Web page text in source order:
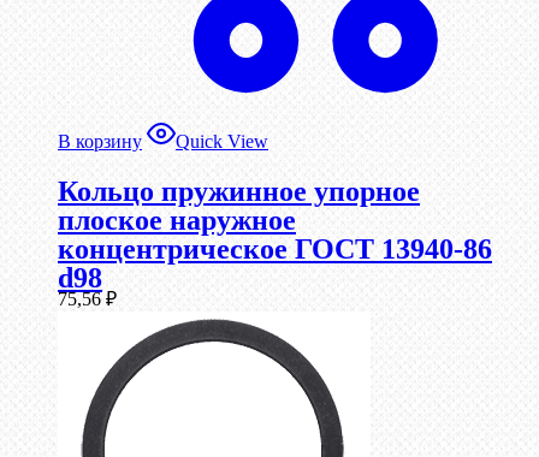
В корзину Quick View
Кольцо пружинное упорное
плоское наружное
концентрическое ГОСТ 13940-86
d98
75,56₽